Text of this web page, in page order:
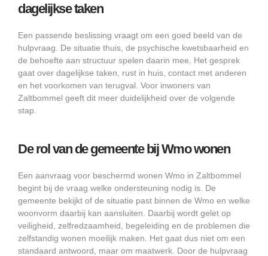
dagelijkse taken
Een passende beslissing vraagt om een goed beeld van de
hulpvraag. De situatie thuis, de psychische kwetsbaarheid en
de behoefte aan structuur spelen daarin mee. Het gesprek
gaat over dagelijkse taken, rust in huis, contact met anderen
en het voorkomen van terugval. Voor inwoners van
Zaltbommel geeft dit meer duidelijkheid over de volgende
stap.
De rol van de gemeente bij Wmo wonen
Een aanvraag voor beschermd wonen Wmo in Zaltbommel
begint bij de vraag welke ondersteuning nodig is. De
gemeente bekijkt of de situatie past binnen de Wmo en welke
woonvorm daarbij kan aansluiten. Daarbij wordt gelet op
veiligheid, zelfredzaamheid, begeleiding en de problemen die
zelfstandig wonen moeilijk maken. Het gaat dus niet om een
standaard antwoord, maar om maatwerk. Door de hulpvraag